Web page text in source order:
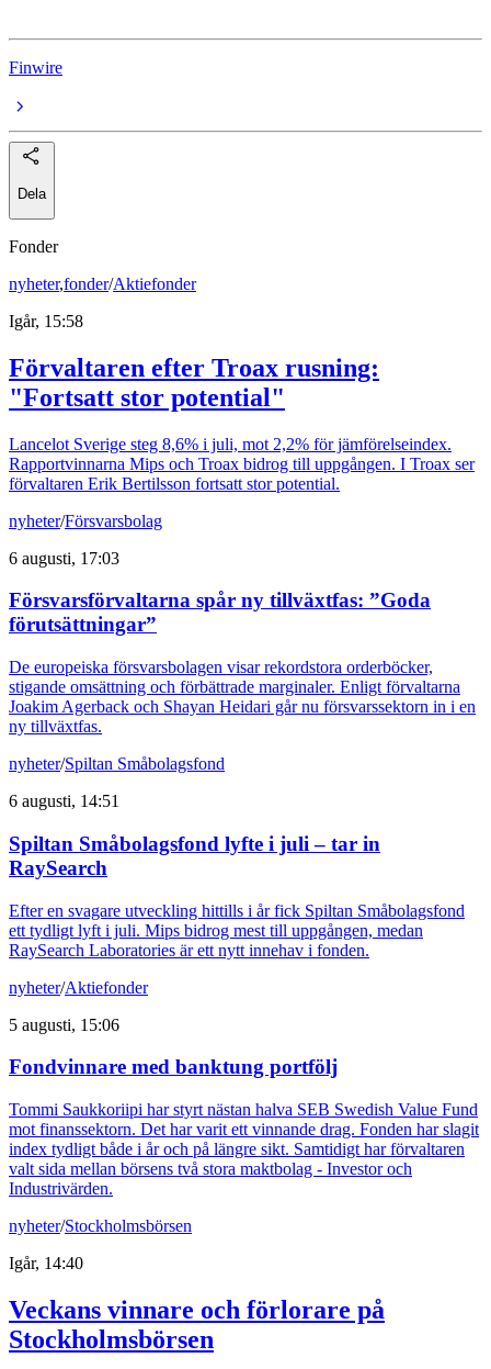
Finwire
Dela
Fonder
nyheter,fonder/Aktiefonder
Igår, 15:58
Förvaltaren efter Troax rusning:
"Fortsatt stor potential"
Lancelot Sverige steg 8,6% i juli, mot 2,2% för jämförelseindex.
Rapportvinnarna Mips och Troax bidrog till uppgången. I Troax ser
förvaltaren Erik Bertilsson fortsatt stor potential.
nyheter/Försvarsbolag
6 augusti, 17:03
Försvarsförvaltarna spår ny tillväxtfas: ”Goda
förutsättningar”
De europeiska försvarsbolagen visar rekordstora orderböcker,
stigande omsättning och förbättrade marginaler. Enligt förvaltarna
Joakim Agerback och Shayan Heidari går nu försvarssektorn in i en
ny tillväxtfas.
nyheter/Spiltan Småbolagsfond
6 augusti, 14:51
Spiltan Småbolagsfond lyfte i juli – tar in
RaySearch
Efter en svagare utveckling hittills i år fick Spiltan Småbolagsfond
ett tydligt lyft i juli. Mips bidrog mest till uppgången, medan
RaySearch Laboratories är ett nytt innehav i fonden.
nyheter/Aktiefonder
5 augusti, 15:06
Fondvinnare med banktung portfölj
Tommi Saukkoriipi har styrt nästan halva SEB Swedish Value Fund
mot finanssektorn. Det har varit ett vinnande drag. Fonden har slagit
index tydligt både i år och på längre sikt. Samtidigt har förvaltaren
valt sida mellan börsens två stora maktbolag - Investor och
Industrivärden.
nyheter/Stockholmsbörsen
Igår, 14:40
Veckans vinnare och förlorare på
Stockholmsbörsen